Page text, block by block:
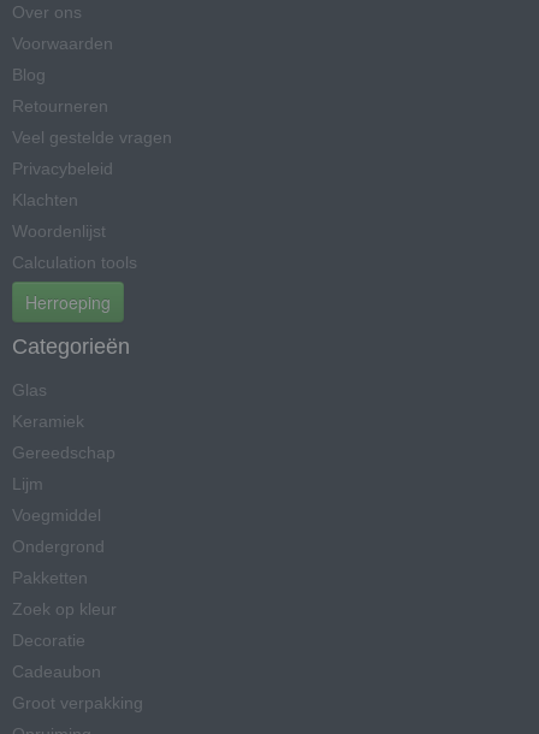
Over ons
Voorwaarden
Blog
Retourneren
Veel gestelde vragen
Privacybeleid
Klachten
Woordenlijst
Calculation tools
Herroeping
Categorieën
Glas
Keramiek
Gereedschap
Lijm
Voegmiddel
Ondergrond
Pakketten
Zoek op kleur
Decoratie
Cadeaubon
Groot verpakking